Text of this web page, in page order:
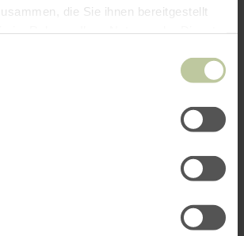
die Sie ihnen bereitgestellt
also be interested